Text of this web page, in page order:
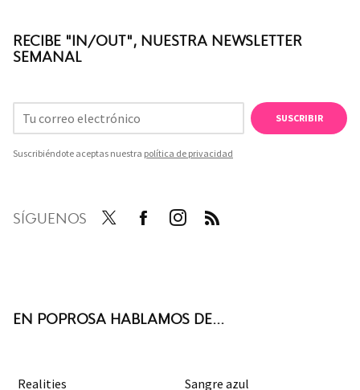
RECIBE "IN/OUT", NUESTRA NEWSLETTER
SEMANAL
SUSCRIBIR
Suscribiéndote aceptas nuestra política de privacidad
SÍGUENOS
EN POPROSA HABLAMOS DE...
Realities Sangre azul